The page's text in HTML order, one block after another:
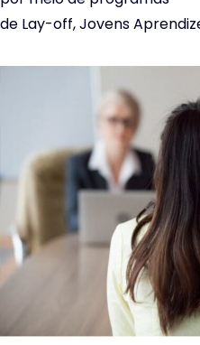
de Lay-off, Jovens